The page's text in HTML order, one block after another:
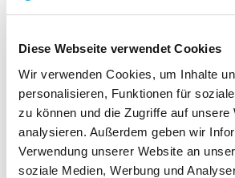
Diese Webseite verwendet Cookies
Wir verwenden Cookies, um Inhalte
personalisieren, Funktionen für
zu können und die Zugriffe auf unsere
analysieren. Außerdem geben wir
Verwendung unserer Website an
soziale Medien, Werbung und
Wickede/Ruhr
Kordula Bunsmann
Oelmüllerweg 59
59494 Soest
Übungsplatz:
Zum Ostenfeld
58739 Wickede/Ruhr